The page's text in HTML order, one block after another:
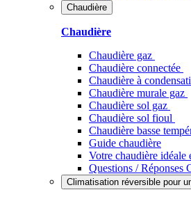
Chaudière
Chaudière
Chaudière gaz
Chaudière connectée
Chaudière à
Chaudière murale gaz
Chaudière sol gaz
Chaudière sol fioul
Chaudière basse
Guide chaudière
Votre chaudière idéale
Questions / Réponses
Climatisation réversible pour